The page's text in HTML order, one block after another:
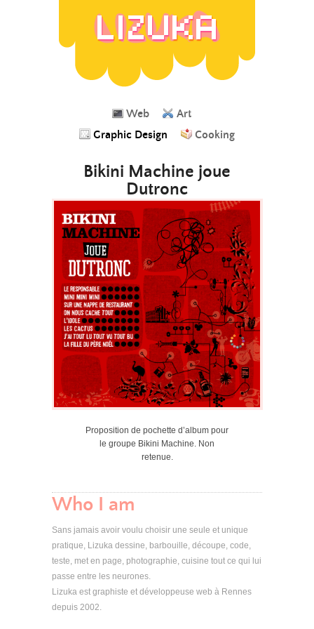
Web
Art
Graphic Design
Cooking
Bikini Machine joue
Dutronc
Proposition de pochette d’album pour
le groupe Bikini Machine. Non
retenue.
Who I am
Sans jamais avoir voulu choisir une seule et unique
pratique, Lizuka dessine, barbouille, découpe, code,
teste, met en page, photographie, cuisine tout ce qui lui
passe entre les neurones.
Lizuka est graphiste et développeuse web à Rennes
depuis 2002.